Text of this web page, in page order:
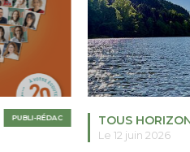
PUBLI-RÉDAC TOUS
Le 12 juin 2026